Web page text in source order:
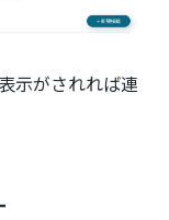
示がされれば連